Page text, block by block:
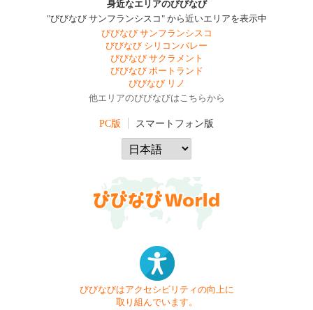
身近なエリアのびびなび
"びびなび サンフランシスコ" から近いエリアを表示中
びびなび サンフランシスコ
びびなび シリコンバレー
びびなび サクラメント
びびなび ポートランド
びびなび リノ
他エリアのびびなびはこちらから
PC版 スマートフォン版
びびなびはアクセシビリティの向上に
取り組んでいます。